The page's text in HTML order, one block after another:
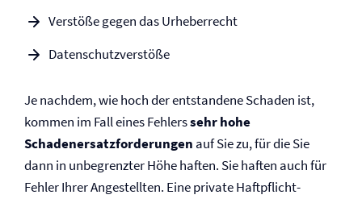
Verstöße gegen das Urheberrecht
Datenschutzverstöße
Je nachdem, wie hoch der entstandene Schaden ist,
kommen im Fall eines Fehlerssehr hohe
Schadenersatz­forderungen auf Sie zu, für die Sie
dann in unbegrenzter Höhe haften. Sie haften auch für
Fehler Ihrer Angestellten. Eine private Haftpflicht­